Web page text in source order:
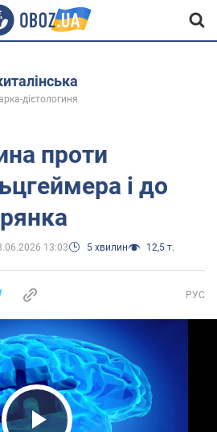
дієтологиня
проти
і до
13:03 5 хвилин 12,5 т.
РУС